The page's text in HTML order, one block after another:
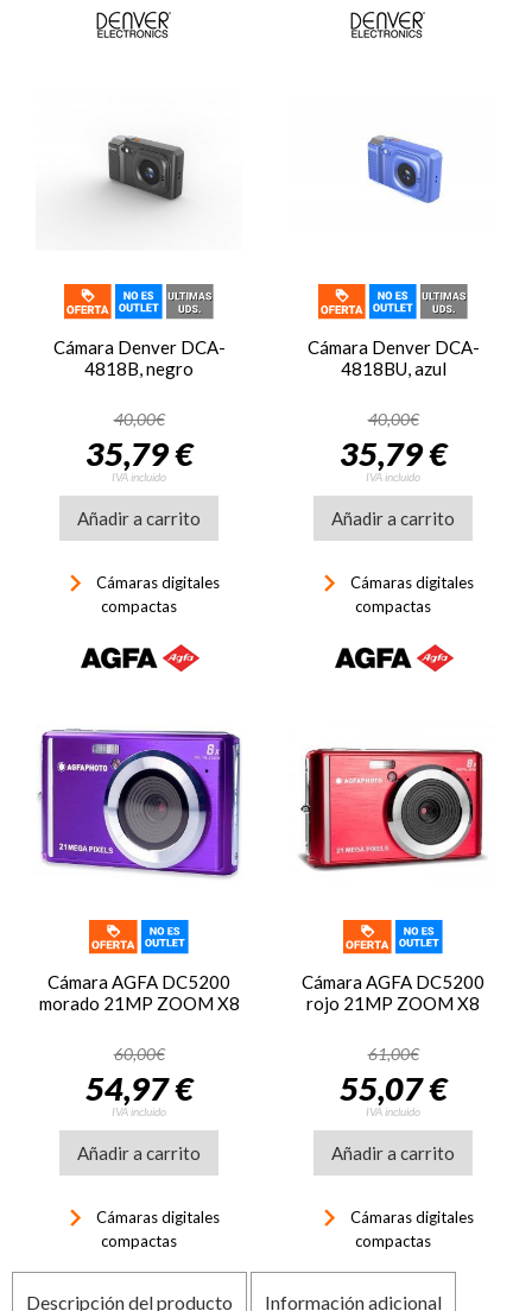
Cámara Denver DCA-
4818B, negro
40,00€
35,79 €
IVA incluido
Añadir a carrito
keyboard_arrow_right
Cámaras digitales
compactas
Cámara Denver DCA-
4818BU, azul
40,00€
35,79 €
IVA incluido
Añadir a carrito
keyboard_arrow_right
Cámaras digitales
compactas
Cámara AGFA DC5200
morado 21MP ZOOM X8
60,00€
54,97 €
IVA incluido
Añadir a carrito
keyboard_arrow_right
Cámaras digitales
compactas
Cámara AGFA DC5200
rojo 21MP ZOOM X8
61,00€
55,07 €
IVA incluido
Añadir a carrito
keyboard_arrow_right
Cámaras digitales
compactas
Descripción del producto Información adicional